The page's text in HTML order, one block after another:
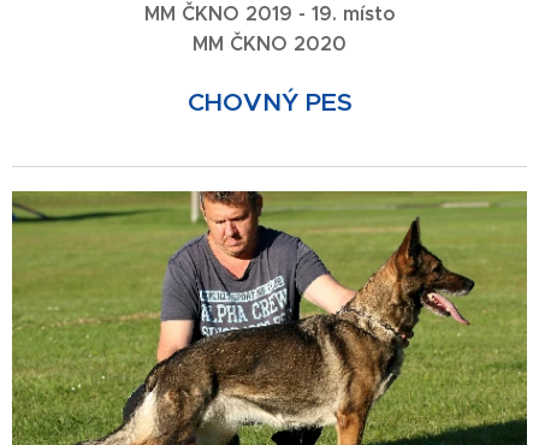
MM ČKNO 2019 - 19. místo
MM ČKNO 2020
CHOVNÝ PES